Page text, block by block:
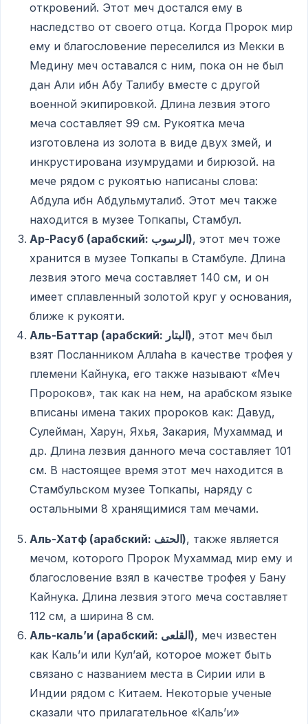
откровений. Этот меч достался ему в
наследство от своего отца. Когда Пророк мир
ему и благословение переселился из Мекки в
Медину меч оставался с ним, пока он не был
дан Али ибн Абу Талибу вместе с другой
военной экипировкой. Длина лезвия этого
меча составляет 99 см. Рукоятка меча
изготовлена из золота в виде двух змей, и
инкрустирована изумрудами и бирюзой. на
мече рядом с рукоятью написаны слова:
Абдула ибн Абдульмуталиб. Этот меч также
находится в музее Топкапы, Стамбул.
Ар-Расуб (арабский:
الرسوب), этот меч тоже
хранится в музее Топкапы в Стамбуле. Длина
лезвия этого меча составляет 140 см, и он
имеет сплавленный золотой круг у основания,
ближе к рукояти.
Аль-Баттар (арабский:
البتار), этот меч был
взят Посланником Аллаhа в качестве трофея у
племени Кайнука, его также называют «Меч
Пророков», так как на нем, на арабском языке
вписаны имена таких пророков как: Давуд,
Сулейман, Харун, Яхья, Закария, Мухаммад и
др. Длина лезвия данного меча составляет 101
см. В настоящее время этот меч находится в
Стамбульском музее Топкапы, наряду с
остальными 8 хранящимися там мечами.
Аль-Хатф (арабский: الحتف), также является
мечом, которого Пророк Мухаммад мир ему и
благословение взял в качестве трофея у Бану
Кайнука. Длина лезвия этого меча составляет
112 см, а ширина 8 см.
Аль-каль’и (арабский:
القلعى), меч известен
как Каль’и или Кул’ай, которое может быть
связано с названием места в Сирии или в
Индии рядом с Китаем. Некоторые ученые
сказали что прилагательное «Каль’и»